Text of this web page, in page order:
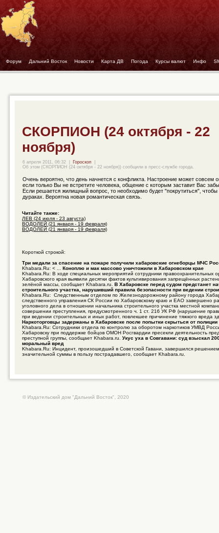
Форум - - Дальний Восток - - Новости - - Карта ДВ - - Погода - - Курсы валют - - Инфо - -
СКОРПИОН (24 октября - 22
ноября)
6 апреля 2011, 06:32 Гороскоп
Об этом (СКОРПИОН (24 октября - 22 ноября)) сообщили в пресс-службе города.
Очень вероятно, что день начнется с конфликта. Настроение может совсем
если только Вы не встретите человека, общение с которым заставит Вас
Если решается жилищный вопрос, то необходимо будет "покрутиться", чтобы
дураках. Вероятна новая романтическая связь.
Читайте также:
ЛЕВ (24 июля - 23 августа)
ВОДОЛЕЙ (21 января - 19 февраля)
ВОДОЛЕЙ (21 января - 19 февраля)
Короткой строкой:
Три медали за спасение на пожаре получили хабаровские огнеборцы МЧС
Khabara.Ru: < ... Коноплю и мак массово уничтожили в Хабаровском крае
Khabara.Ru: В ходе специальных мероприятий сотрудники правоохранительных
Хабаровского края выявили десятки фактов культивирования запрещённых
зелёной массы, сообщает Khabara.ru. В Хабаровске перед судом предстанет
строительного участка, нарушивший правила безопасности при ведении
Khabara.Ru: Следственным отделом по Железнодорожному району города
следственного управления СК России по Хабаровскому краю и ЕАО завершено
уголовного дела в отношении начальника строительного участка местной
совершении преступления, предусмотренного ч. 1 ст. 216 УК РФ (нарушение
при ведении строительных и иных работ, повлекшее причинение тяжкого вреда
Наркоторговцы задержаны в Хабаровске после попытки скрыться от полиции
Khabara.Ru: Сотрудники отдела по контролю за оборотом наркотиков УМВД
Хабаровску при поддержке бойцов ОМОН Росгвардии пресекли деятельность
преступной группы, сообщает Khabara.ru. Укус уха в Совгавани: суд взыскал
моральный вред
Khabara.Ru: Инцидент, произошедший в Советской Гавани, завершился
значительной суммы в пользу пострадавшего, сообщает Khabara.ru.
© Издательский дом "Дальний Восток", 2020